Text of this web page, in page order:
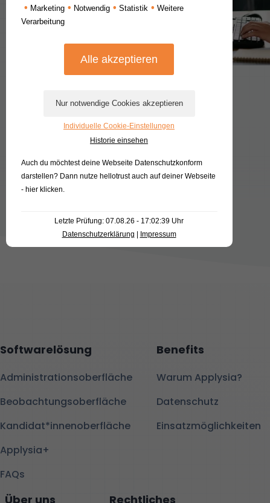
Softwarelösung
Administrationsoberfläche
Beobachtungsoberfläche
Kandidat*innenoberfläche
Applysia+
FAQs
Benefits
Warum Applysia?
Datenschutz
Einsatzmöglichkeiten
Über uns Rechtliches
• Marketing • Notwendig • Statistik • Weitere
Verarbeitung
Individuelle Cookie-Einstellungen
Historie einsehen
Auch du möchtest deine Webseite Datenschutzkonform
darstellen? Dann nutze hellotrust auch auf deiner Webseite
- hier klicken.
Letzte Prüfung: 07.08.26 - 17:02:39 Uhr
Datenschutzerklärung
Impressum